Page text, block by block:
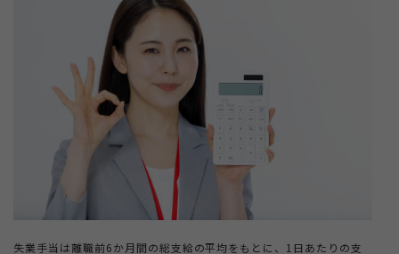
失業手当は離職前6か月間の総支給の平均をもとに、1日あたりの支